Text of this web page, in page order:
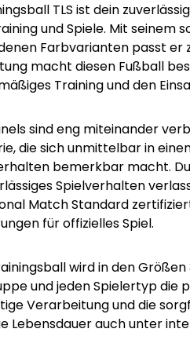
TLS ist dein
und Spiele. Mit seinem
Farbvarianten passt er
macht diesen Fußball
Training und den
sind eng miteinander
die sich unmittelbar in
bemerkbar macht.
Spielverhalten
Match Standard
für offizielles Spiel.
wird in den
und jeden Spielertyp die
Verarbeitung und die
Lebensdauer auch unter